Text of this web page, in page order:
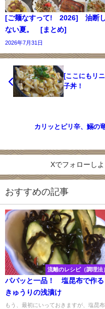
[ご麺なすって! 2026] 油断
ない夏。 [まとめ]
2026年7月31日
[ここにもリ
子丼！
カリッとピリ辛、鰯の
Xでフォローしよ
おすすめの記事
流離のレシピ（調理法
パパッと一品！ 塩昆布で作る
きゅうりの浅漬け
もう、最初にいっておきますが、塩昆